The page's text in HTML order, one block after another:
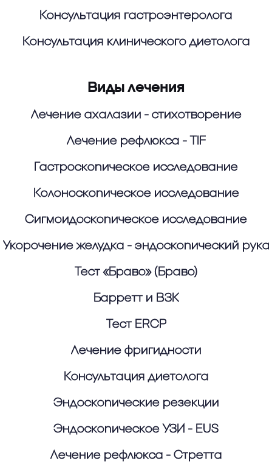
Консультация гастроэнтеролога
Консультация клинического диетолога
Виды лечения
Лечение ахалазии - стихотворение
Лечение рефлюкса - TIF
Гастроскопическое исследование
Колоноскопическое исследование
Сигмоидоскопическое исследование
Укорочение желудка - эндоскопический
Тест «Браво» (Браво)
Барретт и ВЗК
Тест ERCP
Лечение фригидности
Консультация диетолога
Эндоскопические резекции
Эндоскопическое УЗИ - EUS
Лечение рефлюкса - Стретта